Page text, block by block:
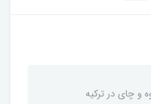
و چای در ترکیه